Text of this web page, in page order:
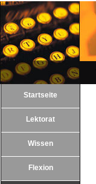
Startseite
Lektorat
Wissen
Flexion